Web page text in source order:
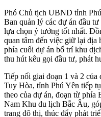
Phó Chủ tịch UBND tỉnh
Ban quản lý các dự án đầu
lựa chọn ý tưởng tốt nhất.
quan tâm đến việc giữ lại
phía cuối dự án bố trí khu
thu hút kêu gọi đầu tư, phát
Tiếp nối giai đoạn 1 và 2
Tuy Hòa, tỉnh Phú Yên tiếp
theo của dự án, đoạn từ phía
Nam Khu du lịch Bắc Âu,
trang đô thị, thúc đẩy phát